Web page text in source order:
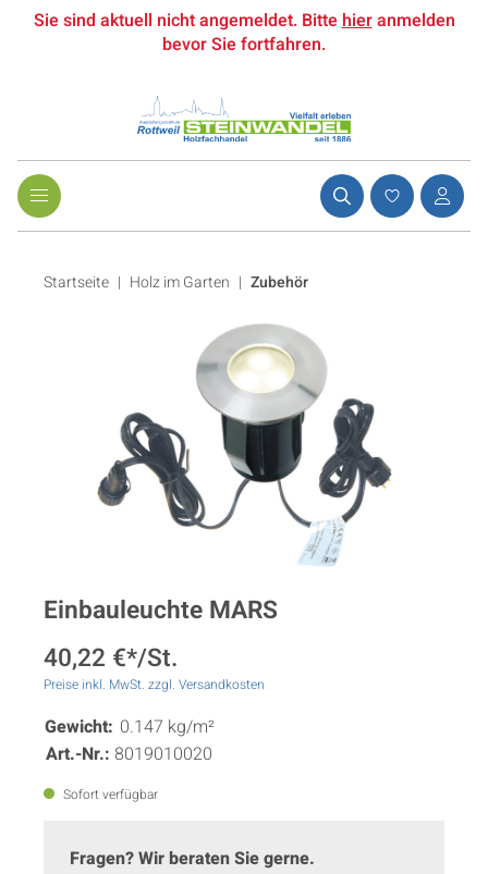
Sie sind aktuell nicht angemeldet. Bittehieranmelden
bevor Sie fortfahren.
Startseite Holz im Garten | Zubehör
Einbauleuchte MARS
40,22 €*/St.
Preise inkl. MwSt. zzgl. Versandkosten
Gewicht: 0.147 kg/m²
Art.-Nr.: 8019010020
Sofort verfügbar
Fragen? Wir beraten Sie gerne.